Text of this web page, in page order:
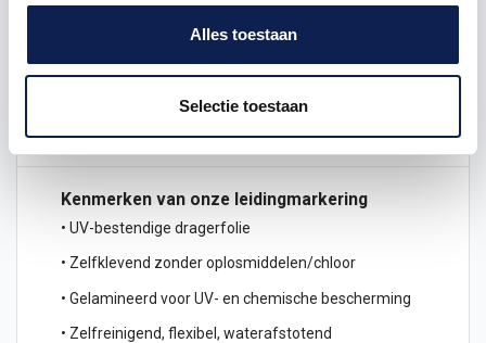
Alles toestaan
Selectie toestaan
Omschrijving
Product details
Veelgestelde vragen
Kenmerken van onze leidingmarkering
• UV-bestendige dragerfolie
• Zelfklevend zonder oplosmiddelen/chloor
• Gelamineerd voor UV- en chemische bescherming
• Zelfreinigend, flexibel, waterafstotend